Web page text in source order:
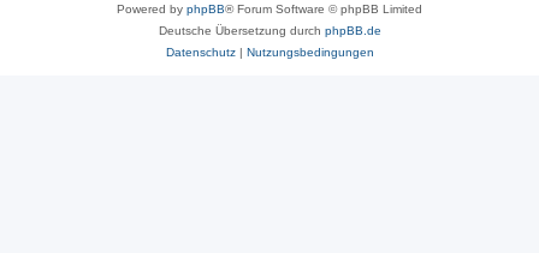
Powered by phpBB® Forum Software © phpBB Limited
Deutsche Übersetzung durch phpBB.de
Datenschutz| Nutzungsbedingungen